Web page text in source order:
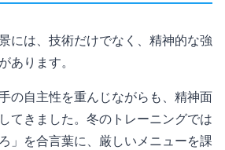
には、技術だけでなく、精神的な強
あります。
の自主性を重んじながらも、精神面
てきました。冬のトレーニングでは
」を合言葉に、厳しいメニューを課